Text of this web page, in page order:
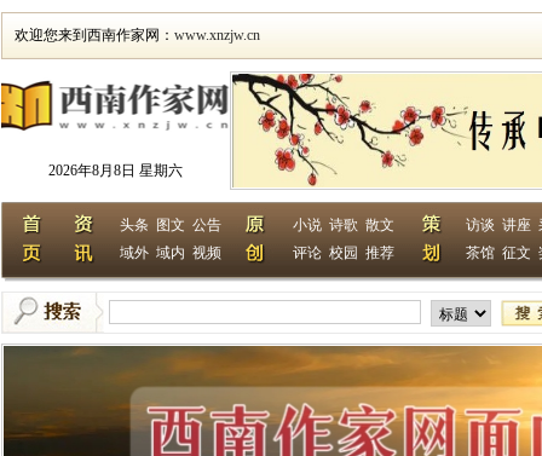
欢迎您来到西南作家网： www.xnzjw.cn
2026年8月8日 星期六
头条 图文 公告
域外 域内 视频
小说 诗歌 散文
评论 校园 推荐
访谈 讲座
茶馆 征文